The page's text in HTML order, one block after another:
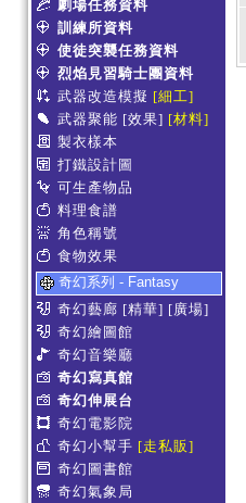
劇場任務資料
訓練所資料
使徒突襲任務資料
烈焰見習騎士團資料
武器改造模擬 [細工]
武器聚能 [效果] [材料]
製衣樣本
打鐵設計圖
可生產物品
料理食譜
角色稱號
食物效果
奇幻系列 - Fantasy
奇幻藝廊 [精華] [廣場]
奇幻繪圖館
奇幻音樂廳
奇幻寫真館
奇幻伸展台
奇幻電影院
奇幻小幫手 [走私販]
奇幻圖書館
奇幻氣象局